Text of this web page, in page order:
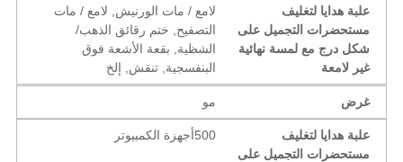
علبة هدايا لتغليف
مستحضرات التجميل على
شكل درج مع لمسة نهائية
غير لامعة
لامع / مات الورنيش, لامع / مات
التصفيح, ختم رقائق الذهب/
الشظية, بقعة الأشعة فوق
البنفسجية, تنقش, إلخ
علبة هدايا لتغليف
مستحضرات التجميل على